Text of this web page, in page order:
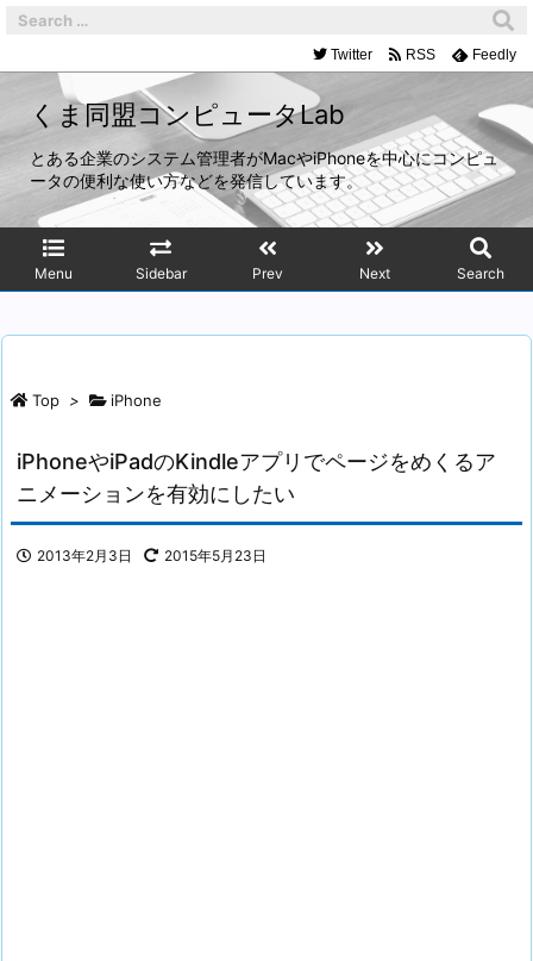
くま同盟コンピュータLab
とある企業のシステム管理者がMacやiPhoneを中心にコンピュ
ータの便利な使い方などを発信しています。
Menu Sidebar Prev Next Search
Twitter RSS Feedly
Top > iPhone
iPhoneやiPadのKindleアプリでページをめくるア
ニメーションを有効にしたい
2013年2月3日 2015年5月23日